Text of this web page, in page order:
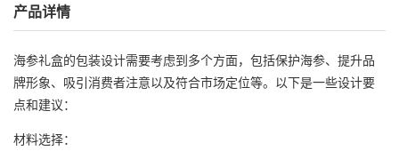
产品详情
海参礼盒的包装设计需要考虑到多个方面，包括保护海参、提升品
牌形象、吸引消费者注意以及符合市场定位等。以下是一些设计要
点和建议：
材料选择：